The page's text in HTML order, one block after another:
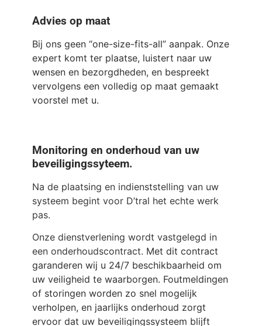
Advies op maat
Bij ons geen “one-size-fits-all” aanpak. Onze
expert komt ter plaatse, luistert naar uw
wensen en bezorgdheden, en bespreekt
vervolgens een volledig op maat gemaakt
voorstel met u.
Monitoring en onderhoud van uw
beveiligingssyteem.
Na de plaatsing en indienststelling van uw
systeem begint voor D’tral het echte werk
pas.
Onze dienstverlening wordt vastgelegd in
een onderhoudscontract. Met dit contract
garanderen wij u 24/7 beschikbaarheid om
uw veiligheid te waarborgen. Foutmeldingen
of storingen worden zo snel mogelijk
verholpen, en jaarlijks onderhoud zorgt
ervoor dat uw beveiligingssysteem blijft